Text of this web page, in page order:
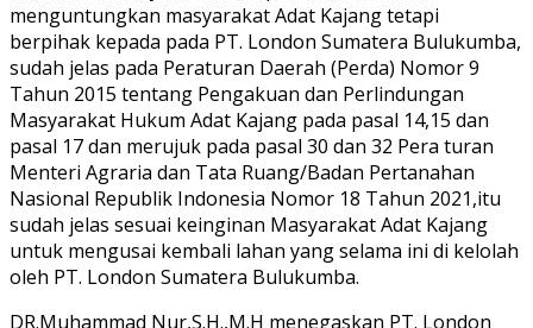
menguntungkan masyarakat Adat Kajang tetapi
berpihak kepada pada PT. London Sumatera Bulukumba,
sudah jelas pada Peraturan Daerah (Perda) Nomor 9
Tahun 2015 tentang Pengakuan dan Perlindungan
Masyarakat Hukum Adat Kajang pada pasal 14,15 dan
pasal 17 dan merujuk pada pasal 30 dan 32 Pera turan
Menteri Agraria dan Tata Ruang/Badan Pertanahan
Nasional Republik Indonesia Nomor 18 Tahun 2021,itu
sudah jelas sesuai keinginan Masyarakat Adat Kajang
untuk mengusai kembali lahan yang selama ini di kelolah
oleh PT. London Sumatera Bulukumba.
DR.Muhammad Nur,S.H.,M.H menegaskan PT. London